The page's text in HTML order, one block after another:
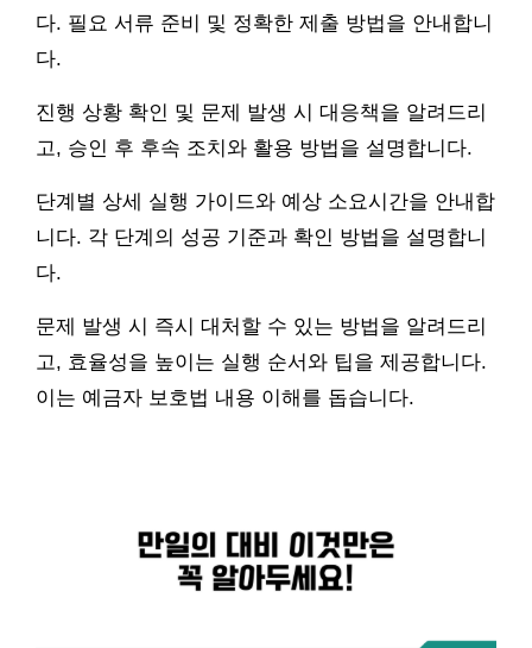
다. 필요 서류 준비 및 정확한 제출 방법을 안내합니
다.
진행 상황 확인 및 문제 발생 시 대응책을 알려드리
고, 승인 후 후속 조치와 활용 방법을 설명합니다.
단계별 상세 실행 가이드와 예상 소요시간을 안내합
니다. 각 단계의 성공 기준과 확인 방법을 설명합니
다.
문제 발생 시 즉시 대처할 수 있는 방법을 알려드리
고, 효율성을 높이는 실행 순서와 팁을 제공합니다.
이는 예금자 보호법 내용 이해를 돕습니다.